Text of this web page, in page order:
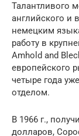
Талантливого
английского и
немецким
работу в
Amhold and
европейского
четыре года
отделом.
В 1966 г.,
долларов,